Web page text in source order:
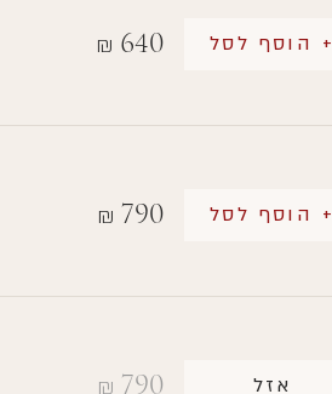
₪ 640 + הוסף לסל
₪ 790 + הוסף לסל
₪ 790 אזל